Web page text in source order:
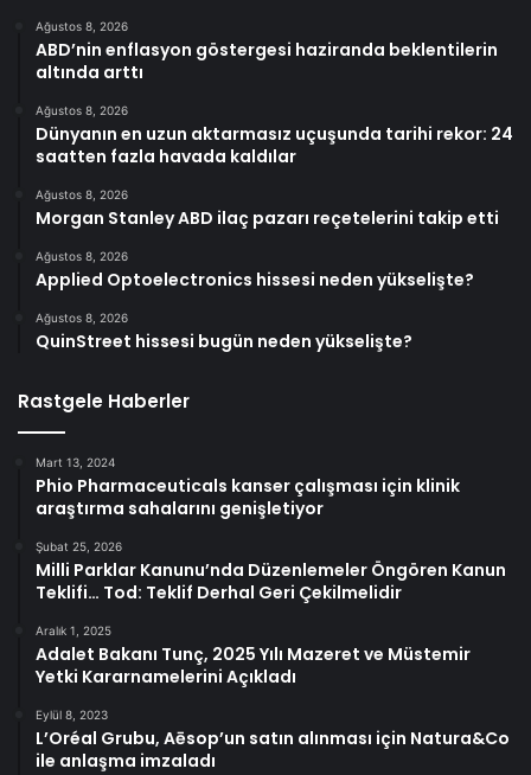
Ağustos 8, 2026
ABD’nin enflasyon göstergesi haziranda beklentilerin
altında arttı
Ağustos 8, 2026
Dünyanın en uzun aktarmasız uçuşunda tarihi rekor: 24
saatten fazla havada kaldılar
Ağustos 8, 2026
Morgan Stanley ABD ilaç pazarı reçetelerini takip etti
Ağustos 8, 2026
Applied Optoelectronics hissesi neden yükselişte?
Ağustos 8, 2026
QuinStreet hissesi bugün neden yükselişte?
Rastgele Haberler
Mart 13, 2024
Phio Pharmaceuticals kanser çalışması için klinik
araştırma sahalarını genişletiyor
Şubat 25, 2026
Milli Parklar Kanunu’nda Düzenlemeler Öngören Kanun
Teklifi… Tod: Teklif Derhal Geri Çekilmelidir
Aralık 1, 2025
Adalet Bakanı Tunç, 2025 Yılı Mazeret ve Müstemir
Yetki Kararnamelerini Açıkladı
Eylül 8, 2023
L’Oréal Grubu, Aēsop’un satın alınması için Natura&Co
ile anlaşma imzaladı